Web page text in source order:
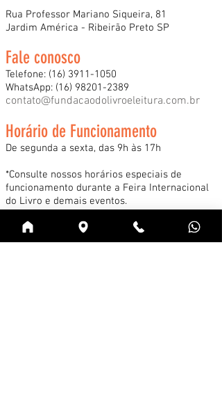
Rua Professor Mariano Siqueira, 81
Jardim América - Ribeirão Preto SP
Fale conosco
Telefone: (16) 3911-1050
WhatsApp: (16) 98201-2389
contato@fundacaodolivroeleitura.com.br
Horário de Funcionamento
De segunda a sexta, das 9h às 17h
*Consulte nossos horários especiais de
funcionamento durante a Feira Internacional
do Livro e demais eventos.